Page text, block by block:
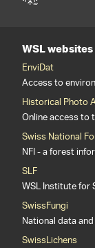
WSL
EnviDat
Access to
Historical Photo
Online access to
Swiss National
NFI - a forest
SLF
WSL Institute for
SwissFungi
National data
SwissLichens